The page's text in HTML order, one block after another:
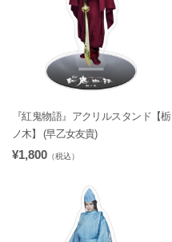
『紅鬼物語』アクリルスタンド【栃
ノ木】 (早乙女友貴)
¥1,800 （税込）